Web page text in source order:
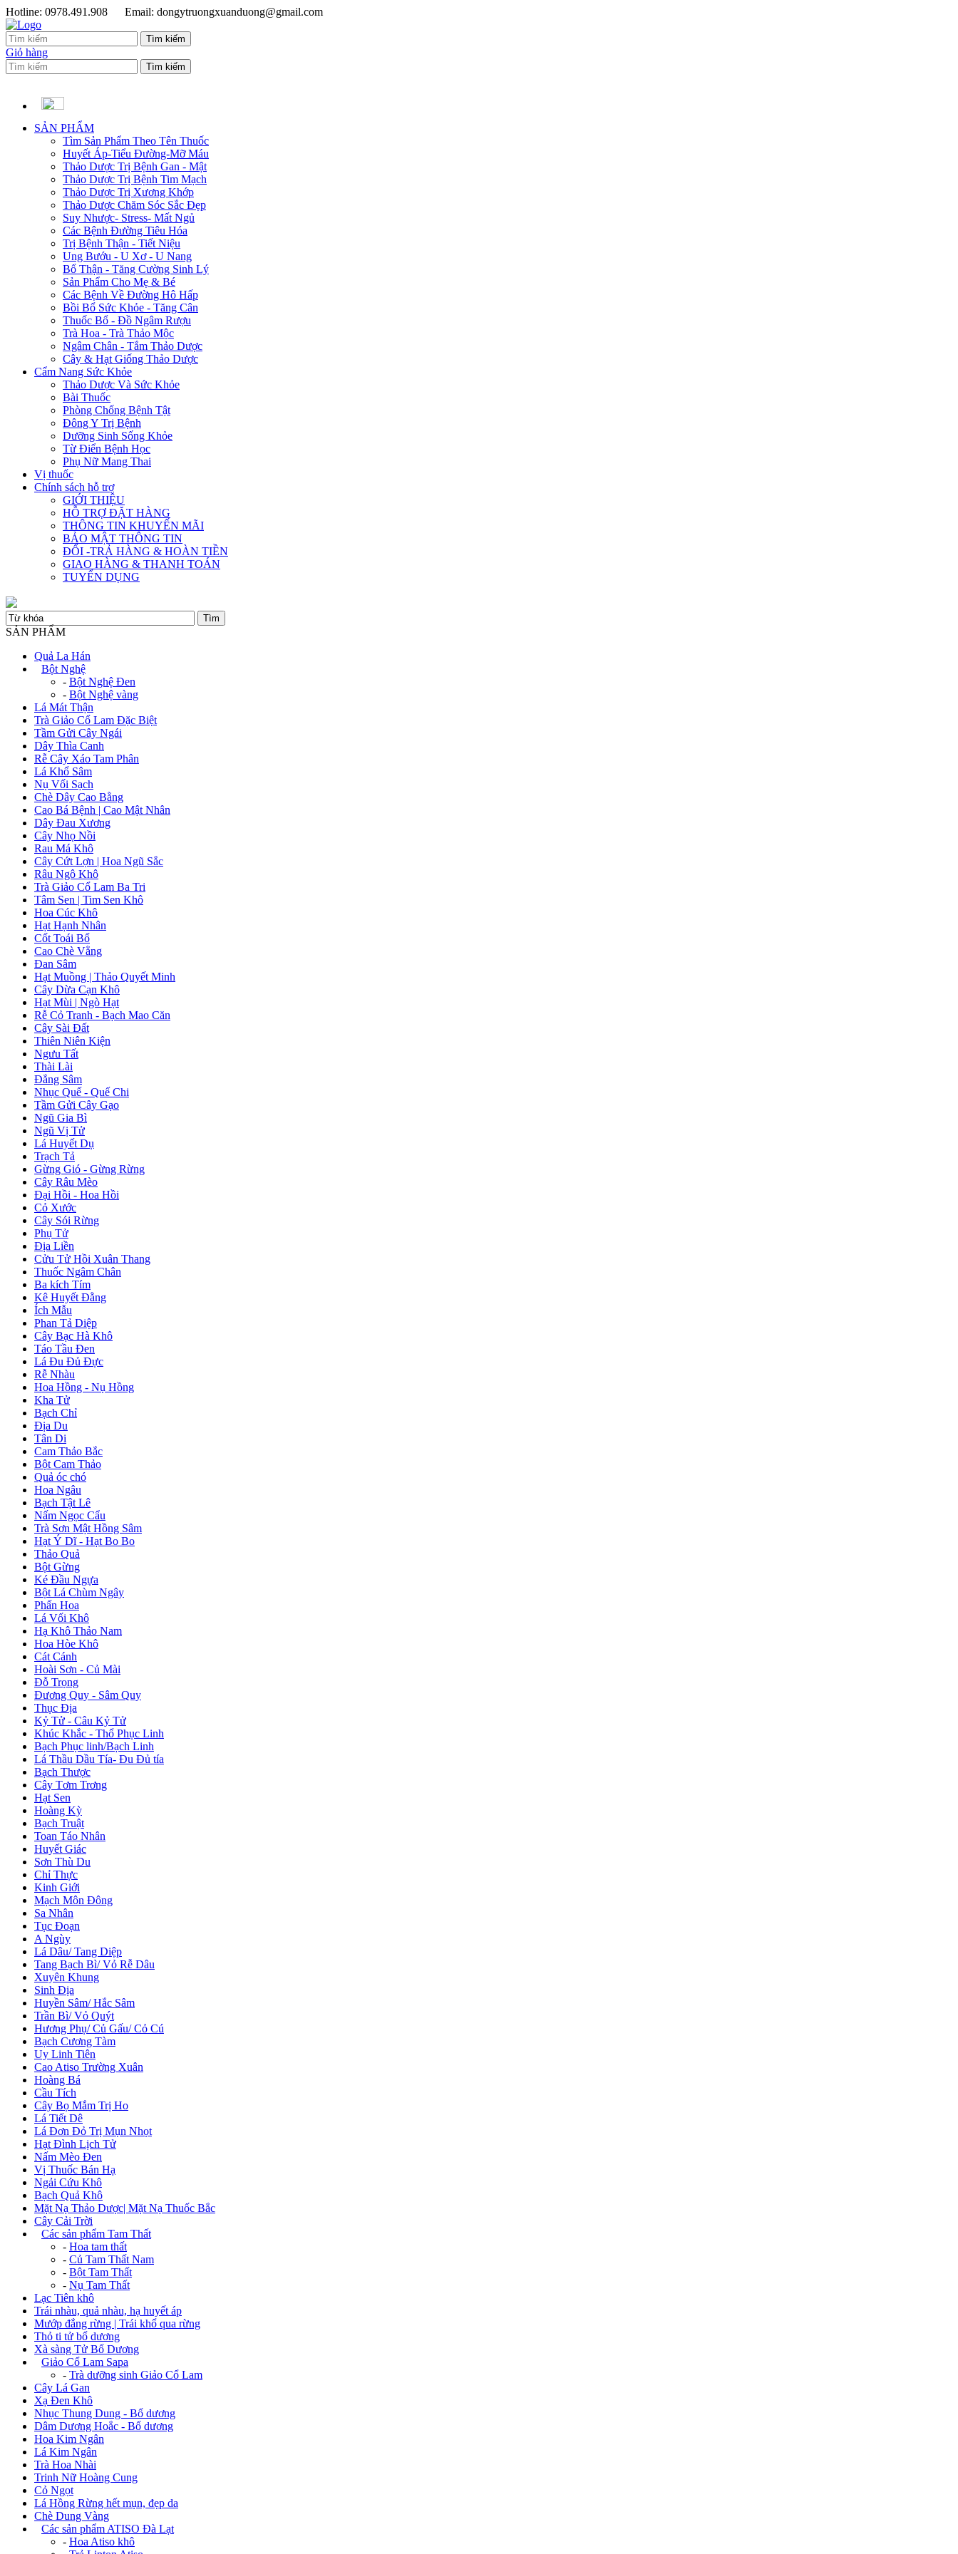
Hotline: 0978.491.908 Email: dongytruongxuanduong@gmail.com
Giỏ hàng
SẢN PHẨM
Tìm Sản Phẩm Theo Tên Thuốc
Huyết Áp-Tiểu Đường-Mỡ Máu
Thảo Dược Trị Bệnh Gan - Mật
Thảo Dược Trị Bệnh Tim Mạch
Thảo Dược Trị Xương Khớp
Thảo Dược Chăm Sóc Sắc Đẹp
Suy Nhược- Stress- Mất Ngủ
Các Bệnh Đường Tiêu Hóa
Trị Bệnh Thận - Tiết Niệu
Ung Bướu - U Xơ - U Nang
Bổ Thận - Tăng Cường Sinh Lý
Sản Phẩm Cho Mẹ & Bé
Các Bệnh Về Đường Hô Hấp
Bồi Bổ Sức Khỏe - Tăng Cân
Thuốc Bổ - Đồ Ngâm Rượu
Trà Hoa - Trà Thảo Mộc
Ngâm Chân - Tắm Thảo Dược
Cây & Hạt Giống Thảo Dược
Cẩm Nang Sức Khỏe
Thảo Dược Và Sức Khỏe
Bài Thuốc
Phòng Chống Bệnh Tật
Đông Y Trị Bệnh
Dưỡng Sinh Sống Khỏe
Từ Điển Bệnh Học
Phụ Nữ Mang Thai
Vị thuốc
Chính sách hỗ trợ
GIỚI THIỆU
HỖ TRỢ ĐẶT HÀNG
THÔNG TIN KHUYẾN MÃI
BẢO MẬT THÔNG TIN
ĐỔI -TRẢ HÀNG & HOÀN TIỀN
GIAO HÀNG & THANH TOÁN
TUYỂN DỤNG
SẢN PHẨM
Quả La Hán
Bột Nghệ
- Bột Nghệ Đen
- Bột Nghệ vàng
Lá Mát Thận
Trà Giảo Cổ Lam Đặc Biệt
Tầm Gửi Cây Ngái
Dây Thìa Canh
Rễ Cây Xáo Tam Phân
Lá Khổ Sâm
Nụ Vối Sạch
Chè Dây Cao Bằng
Cao Bá Bệnh | Cao Mật Nhân
Dây Đau Xương
Cây Nhọ Nồi
Rau Má Khô
Cây Cứt Lợn | Hoa Ngũ Sắc
Râu Ngô Khô
Trà Giảo Cổ Lam Ba Tri
Tâm Sen | Tim Sen Khô
Hoa Cúc Khô
Hạt Hạnh Nhân
Cốt Toái Bổ
Cao Chè Vằng
Đan Sâm
Hạt Muồng | Thảo Quyết Minh
Cây Dừa Cạn Khô
Hạt Mùi | Ngò Hạt
Rễ Cỏ Tranh - Bạch Mao Căn
Cây Sài Đất
Thiên Niên Kiện
Ngưu Tất
Thài Lài
Đẳng Sâm
Nhục Quế - Quế Chi
Tầm Gửi Cây Gạo
Ngũ Gia Bì
Ngũ Vị Tử
Lá Huyết Dụ
Trạch Tả
Gừng Gió - Gừng Rừng
Cây Râu Mèo
Đại Hồi - Hoa Hồi
Cỏ Xước
Cây Sói Rừng
Phụ Tử
Địa Liền
Cửu Tử Hồi Xuân Thang
Thuốc Ngâm Chân
Ba kích Tím
Kê Huyết Đằng
Ích Mẫu
Phan Tả Diệp
Cây Bạc Hà Khô
Táo Tầu Đen
Lá Đu Đủ Đực
Rễ Nhàu
Hoa Hồng - Nụ Hồng
Kha Tử
Bạch Chỉ
Địa Du
Tân Di
Cam Thảo Bắc
Bột Cam Thảo
Quả óc chó
Hoa Ngâu
Bạch Tật Lê
Nấm Ngọc Cẩu
Trà Sơn Mật Hồng Sâm
Hạt Ý Dĩ - Hạt Bo Bo
Thảo Quả
Bột Gừng
Ké Đầu Ngựa
Bột Lá Chùm Ngây
Phấn Hoa
Lá Vối Khô
Hạ Khô Thảo Nam
Hoa Hòe Khô
Cát Cánh
Hoài Sơn - Củ Mài
Đỗ Trọng
Đương Quy - Sâm Quy
Thục Địa
Kỷ Tử - Câu Kỷ Tử
Khúc Khắc - Thổ Phục Linh
Bạch Phục linh/Bạch Linh
Lá Thầu Dầu Tía- Đu Đủ tía
Bạch Thược
Cây Tơm Trơng
Hạt Sen
Hoàng Kỳ
Bạch Truật
Toan Táo Nhân
Huyết Giác
Sơn Thù Du
Chỉ Thực
Kinh Giới
Mạch Môn Đông
Sa Nhân
Tục Đoạn
A Ngùy
Lá Dâu/ Tang Diệp
Tang Bạch Bì/ Vỏ Rễ Dâu
Xuyên Khung
Sinh Địa
Huyền Sâm/ Hắc Sâm
Trần Bì/ Vỏ Quýt
Hương Phụ/ Củ Gấu/ Cỏ Cú
Bạch Cương Tàm
Uy Linh Tiên
Cao Atiso Trường Xuân
Hoàng Bá
Cầu Tích
Cây Bọ Mắm Trị Ho
Lá Tiết Dê
Lá Đơn Đỏ Trị Mụn Nhọt
Hạt Đình Lịch Tử
Nấm Mèo Đen
Vị Thuốc Bán Hạ
Ngải Cứu Khô
Bạch Quả Khô
Mặt Nạ Thảo Dược| Mặt Nạ Thuốc Bắc
Cây Cải Trời
Các sản phẩm Tam Thất
- Hoa tam thất
- Củ Tam Thất Nam
- Bột Tam Thất
- Nụ Tam Thất
Lạc Tiên khô
Trái nhàu, quả nhàu, hạ huyết áp
Mướp đắng rừng | Trái khổ qua rừng
Thỏ ti tử bổ dương
Xà sàng Tử Bổ Dương
Giảo Cổ Lam Sapa
- Trà dưỡng sinh Giảo Cổ Lam
Cây Lá Gan
Xạ Đen Khô
Nhục Thung Dung - Bổ dương
Dâm Dương Hoắc - Bổ dương
Hoa Kim Ngân
Lá Kim Ngân
Trà Hoa Nhài
Trinh Nữ Hoàng Cung
Cỏ Ngọt
Lá Hồng Rừng hết mụn, đẹp da
Chè Dung Vàng
Các sản phẩm ATISO Đà Lạt
- Hoa Atiso khô